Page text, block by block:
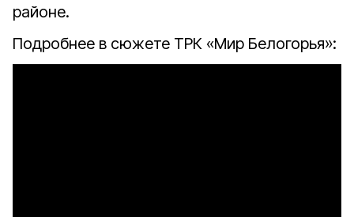
районе.
Подробнее в сюжете ТРК «Мир Белогорья»: